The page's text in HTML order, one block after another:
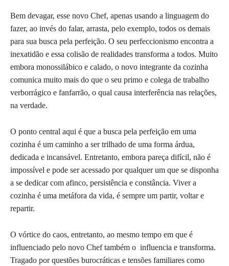
Bem devagar, esse novo Chef, apenas usando a linguagem do
fazer, ao invés do falar, arrasta, pelo exemplo, todos os demais
para sua busca pela perfeição. O seu perfeccionismo encontra a
inexatidão e essa colisão de realidades transforma a todos. Muito
embora monossilábico e calado, o novo integrante da cozinha
comunica muito mais do que o seu primo e colega de trabalho
verborrágico e fanfarrão, o qual causa interferência nas relações,
na verdade.
O ponto central aqui é que a busca pela perfeição em uma
cozinha é um caminho a ser trilhado de uma forma árdua,
dedicada e incansável. Entretanto, embora pareça difícil, não é
impossível e pode ser acessado por qualquer um que se disponha
a se dedicar com afinco, persistência e constância. Viver a
cozinha é uma metáfora da vida, é sempre um partir, voltar e
repartir.
O vórtice do caos, entretanto, ao mesmo tempo em que é
influenciado pelo novo Chef também o influencia e transforma.
Tragado por questões burocráticas e tensões familiares como